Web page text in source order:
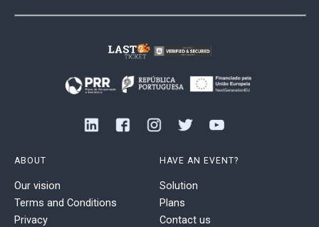
ABOUT
Our vision
Terms and Conditions
Privacy
HAVE AN EVENT?
Solution
Plans
Contact us